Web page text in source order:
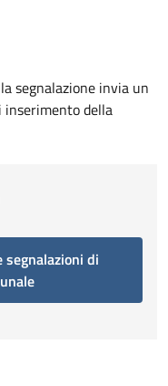
segnalazione invia un
della
di